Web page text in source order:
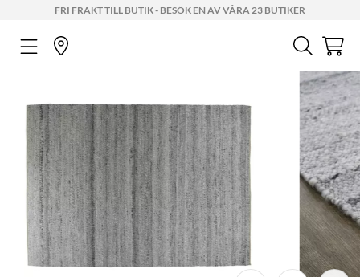
FRI FRAKT TILL BUTIK - BESÖK EN AV VÅRA 23 BUTIKER